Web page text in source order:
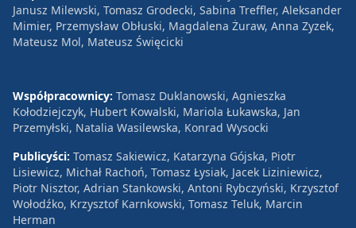
Janusz Milewski, Tomasz Grodecki, Sabina Treffler, Aleksander
Mimier, Przemysław Obłuski, Magdalena Żuraw, Anna Zyzek,
Mateusz Mol, Mateusz Święcicki
Współpracownicy: Tomasz Duklanowski, Agnieszka
Kołodziejczyk, Hubert Kowalski, Mariola Łukawska, Jan
Przemyłski, Natalia Wasilewska, Konrad Wysocki
Publicyści: Tomasz Sakiewicz, Katarzyna Gójska, Piotr
Lisiewicz, Michał Rachoń, Tomasz Łysiak, Jacek Liziniewicz,
Piotr Nisztor, Adrian Stankowski, Antoni Rybczyński, Krzysztof
Wołodźko, Krzysztof Karnkowski, Tomasz Teluk, Marcin
Herman